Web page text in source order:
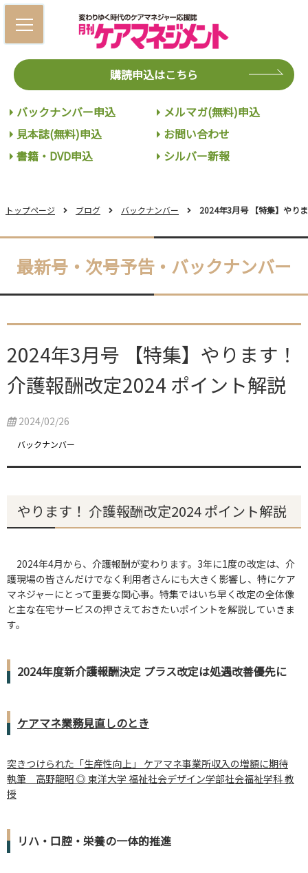
購読申込はこちら
バックナンバー申込
見本誌(無料)申込
書籍・DVD申込
メルマガ(無料)申込
お問い合わせ
シルバー新報
トップページ ブログ バックナンバー 2024年3月号 【特集】やり
最新号・次号予告・バックナンバー
2024年3月号 【特集】やります！
介護報酬改定2024 ポイント解説
2024/02/26
バックナンバー
やります！ 介護報酬改定2024 ポイント解説
2024年4月から、介護報酬が変わります。3年に1度の改定は、介
護現場の皆さんだけでなく利用者さんにも大きく影響し、特にケア
マネジャーにとって重要な関心事。特集ではいち早く改定の全体像
と主な在宅サービスの押さえておきたいポイントを解説していきま
す。
2024年度新介護報酬決定 プラス改定は処遇改善優先に
ケアマネ業務見直しのとき
突きつけられた「生産性向上」 ケアマネ事業所収入の増額に期待
執筆 高野龍昭 ◎ 東洋大学 福祉社会デザイン学部社会福祉学科 教
授
リハ・口腔・栄養の一体的推進